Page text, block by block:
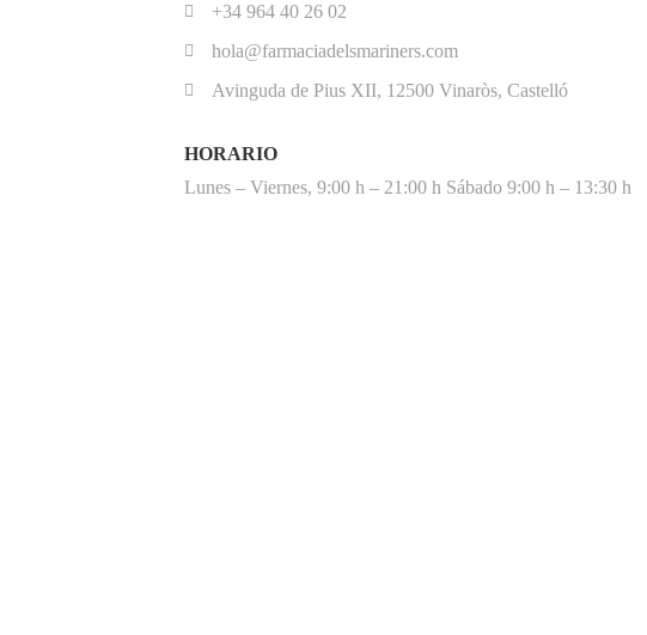
+34 964 40 26 02
hola@farmaciadelsmariners.com
Avinguda de Pius XII, 12500 Vinaròs, Castelló
HORARIO
Lunes – Viernes, 9:00 h – 21:00 h Sábado 9:00 h – 13:30 h